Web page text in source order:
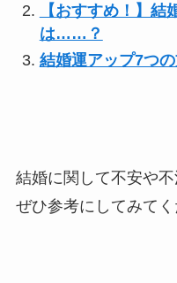
【おすすめ！】
は……？
結婚運アップ7つ
結婚に関して不安や不
ぜひ参考にしてみてく